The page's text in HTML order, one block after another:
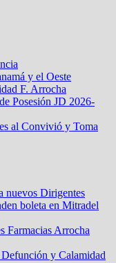
y el Oeste
F. Arrocha
Posesión JD 2026-
al Convivió y Toma
nuevos Dirigentes
boleta en Mitradel
Farmacias Arrocha
y Calamidad